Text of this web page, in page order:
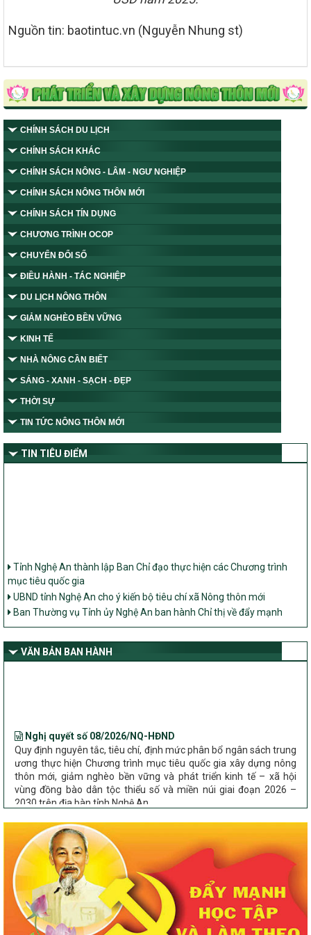
Nguồn tin: baotintuc.vn (Nguyễn Nhung st)
CHÍNH SÁCH DU LỊCH
CHÍNH SÁCH KHÁC
CHÍNH SÁCH NÔNG - LÂM - NGƯ NGHIỆP
CHÍNH SÁCH NÔNG THÔN MỚI
CHÍNH SÁCH TÍN DỤNG
CHƯƠNG TRÌNH OCOP
CHUYỂN ĐỔI SỐ
ĐIỀU HÀNH - TÁC NGHIỆP
DU LỊCH NÔNG THÔN
GIẢM NGHÈO BỀN VỮNG
KINH TẾ
NHÀ NÔNG CẦN BIẾT
SÁNG - XANH - SẠCH - ĐẸP
THỜI SỰ
TIN TỨC NÔNG THÔN MỚI
TIN TIÊU ĐIỂM
mục tiêu quốc gia
UBND tỉnh Nghệ An cho ý kiến bộ tiêu chí xã Nông thôn mới
Ban Thường vụ Tỉnh ủy Nghệ An ban hành Chỉ thị về đẩy mạnh
thực hiện Chương trình mục tiêu quốc gia xây dựng nông thôn mới,
giảm nghèo bền vững và phát triển kinh tế – xã hội vùng đồng bào
Nghệ An
Bộ Dân tộc và Tôn giáo làm việc với UBND tỉnh về tình hình thực
VĂN BẢN BAN HÀNH
ương thực hiện Chương trình mục tiêu quốc gia xây dựng nông
thôn mới, giảm nghèo bền vững và phát triển kinh tế – xã hội
vùng đồng bào dân tộc thiểu số và miền núi giai đoạn 2026 –
2030 trên địa bàn tỉnh Nghệ An
Chỉ Thị số 22-CT/TU
về đẩy mạnh thực hiện Chương trình mục tiêu quốc gia xây dựng
nông thôn mới, giảm nghèo bền vững và phát triển kinh tế – xã
hội vùng đồng bào dân tộc thiểu số và miền núi giai đoạn 2026 –
2030 trên địa bàn tỉnh Nghệ An
Quyết định số 2490/QĐ-UBND
Về việc thành lập Ban Chỉ đạo Chương trình mục tiều quốc gia xây
dựng nông thôn mới, giảm nghèo bền vững và phát triển kinh tế –
xã hội vùng đồng bào dân tộc thiểu số và miền núi giai đoạn 2026
-2030 tỉnh Nghệ An